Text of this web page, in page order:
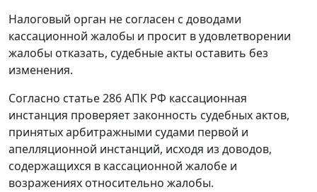
Налоговый орган не согласен с доводами
кассационной жалобы и просит в удовлетворении
жалобы отказать, судебные акты оставить без
изменения.
Согласно статье 286АПК РФ кассационная
инстанция проверяет законность судебных актов,
принятых арбитражными судами первой и
апелляционной инстанций, исходя из доводов,
содержащихся в кассационной жалобе и
возражениях относительно жалобы.